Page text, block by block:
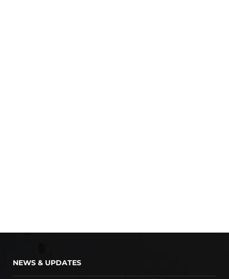
NEWS & UPDATES